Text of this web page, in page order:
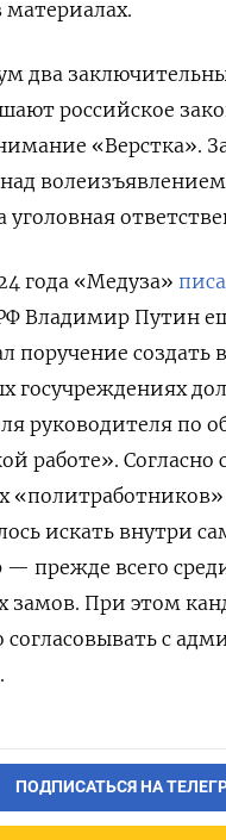
материалах.
два
российское
«Верстка».
уголовная
года «Медуза»
Владимир Путин
поручение создать
госучреждениях
руководителя по
работе». Согласно
«политработников»
искать внутри
— прежде всего
замов. При этом
с
ПОДПИСАТЬСЯ НА